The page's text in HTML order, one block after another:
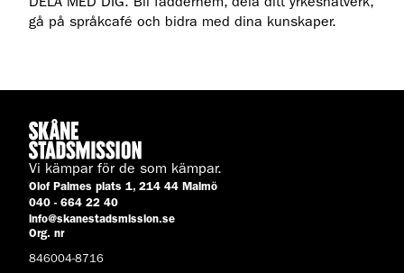
DELA MED DIG. Bli fadderhem, dela ditt yrkesnätverk,
gå på språkcafé och bidra med dina kunskaper.
Vi kämpar för de som kämpar.
Olof Palmes plats 1, 214 44 Malmö
040 - 664 22 40
info@skanestadsmission.se
Org. nr
846004-8716